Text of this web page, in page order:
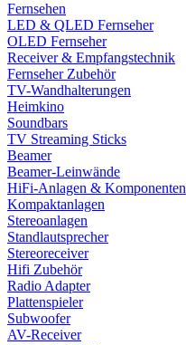
Fernsehen
LED & QLED Fernseher
OLED Fernseher
Receiver & Empfangstechnik
Fernseher Zubehör
TV-Wandhalterungen
Heimkino
Soundbars
TV Streaming Sticks
Beamer
Beamer-Leinwände
HiFi-Anlagen & Komponenten
Kompaktanlagen
Stereoanlagen
Standlautsprecher
Stereoreceiver
Hifi Zubehör
Radio Adapter
Plattenspieler
Subwoofer
AV-Receiver